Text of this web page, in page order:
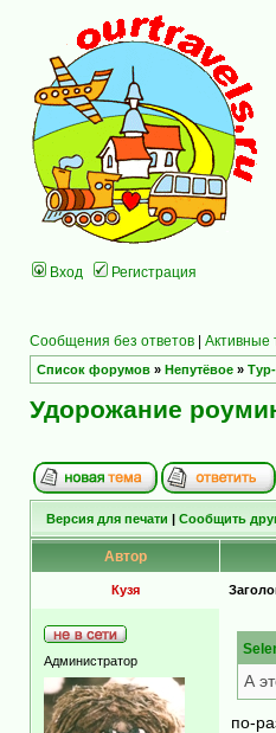
Вход Регистрация
Сообщения без ответов | Активные
Список форумов » Непутёвое »
Удорожание
Версия для печати | Сообщить
Автор
Кузя
Администратор
А
по-